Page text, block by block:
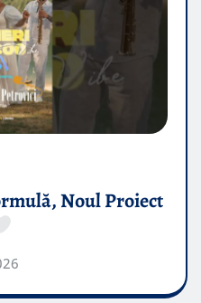
Noul Proiect